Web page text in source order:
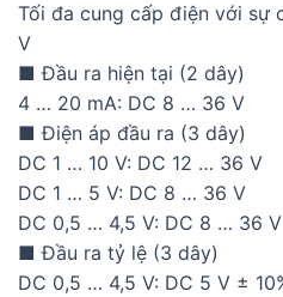
Tối đa cung cấp điện với sự
V
■ Đầu ra hiện tại (2 dây)
4 … 20 mA: DC 8 … 36 V
■ Điện áp đầu ra (3 dây)
DC 1 … 10 V: DC 12 … 36 V
DC 1 … 5 V: DC 8 … 36 V
DC 0,5 … 4,5 V: DC 8 … 36 V
■ Đầu ra tỷ lệ (3 dây)
DC 0,5 … 4,5 V: DC 5 V ±